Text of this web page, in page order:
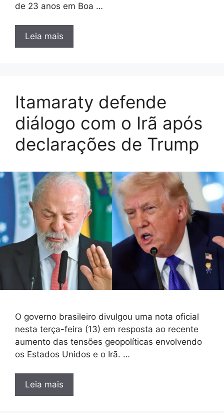
de 23 anos em Boa …
Leia mais
Itamaraty defende
diálogo com o Irã após
declarações de Trump
O governo brasileiro divulgou uma nota oficial
nesta terça-feira (13) em resposta ao recente
aumento das tensões geopolíticas envolvendo
os Estados Unidos e o Irã. …
Leia mais